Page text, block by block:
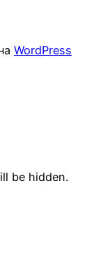
WordPress
be hidden.